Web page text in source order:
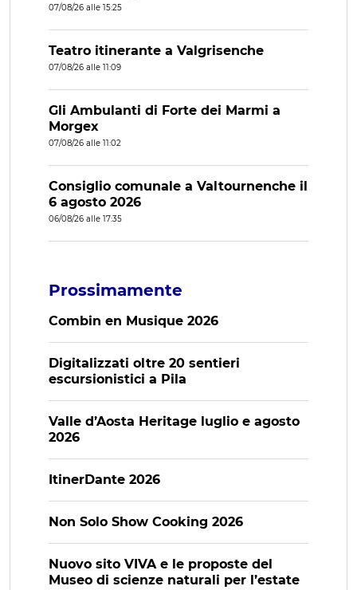
07/08/26 alle 15:25
Teatro itinerante a Valgrisenche
07/08/26 alle 11:09
Gli Ambulanti di Forte dei Marmi a
Morgex
07/08/26 alle 11:02
Consiglio comunale a Valtournenche il
6 agosto 2026
06/08/26 alle 17:35
Prossimamente
Combin en Musique 2026
Digitalizzati oltre 20 sentieri
escursionistici a Pila
Valle d’Aosta Heritage luglio e agosto
2026
ItinerDante 2026
Non Solo Show Cooking 2026
Nuovo sito VIVA e le proposte del
Museo di scienze naturali per l’estate